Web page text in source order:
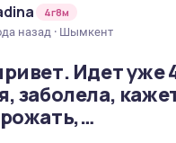
4г8м
назад · Шымкент
Идет уже
заболела,